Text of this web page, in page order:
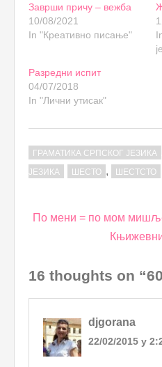
Заврши причу – вежба
10/08/2021
In "Креативно писање"
Разредни испит
04/07/2018
In "Лични утисак"
ГРАМАТИКА СРПСКОГ ЈЕЗИКА
ЈЕЗИКА
ШЕСТО , ШЕСТСТО
Post
По мени = по мом
Књижевни
16 thoughts on
djgorana
22/02/2015 у